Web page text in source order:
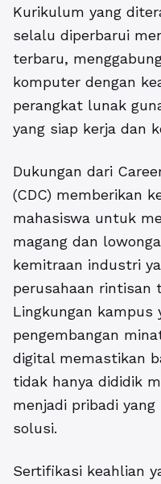
Kurikulum yang
selalu diperbarui
terbaru,
komputer dengan
perangkat lunak
yang siap kerja dan
Dukungan dari
(CDC) memberikan
mahasiswa untuk
magang dan
kemitraan industri
perusahaan rintisan
Lingkungan kampus
pengembangan
digital memastikan
tidak hanya dididik
menjadi pribadi
solusi.
Sertifikasi keahlian